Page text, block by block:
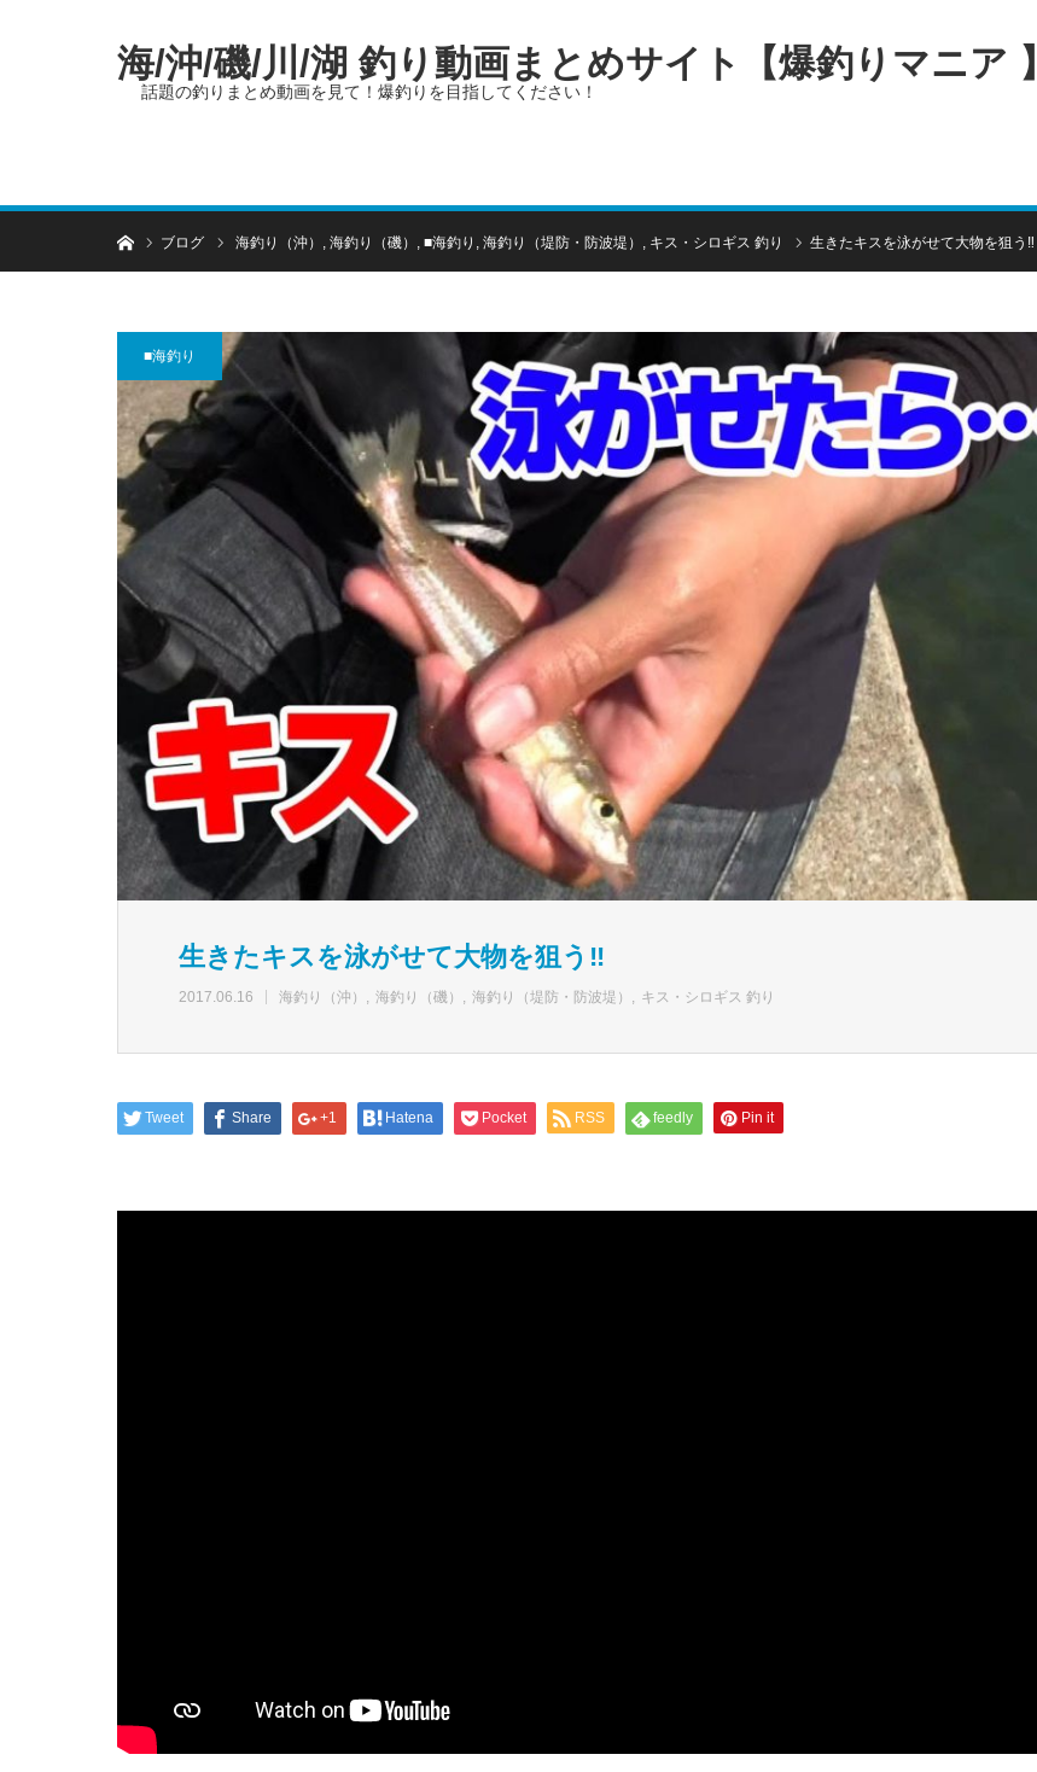
海/沖/磯/川/湖 釣り動画まとめサイト【爆釣りマニア 】
話題の釣りまとめ動画を見て！爆釣りを目指してください！
ホームブログ 海釣り（沖） , 海釣り（磯） , ■海釣り , 海釣り（堤防・防波堤） , キス・シロギス 釣り 生きたキスを泳がせて大物を狙う‼
■海釣り
生きたキスを泳がせて大物を狙う‼
2017.06.16 海釣り（沖） 海釣り（磯） 海釣り（堤防・防波堤） キス・シロギス 釣り
Tweet Share +1 Hatena Pocket RSS feedly Pin it